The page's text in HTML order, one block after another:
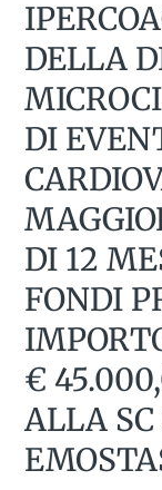
DELLA
DI
DI 12
FONDI
€
ALLA